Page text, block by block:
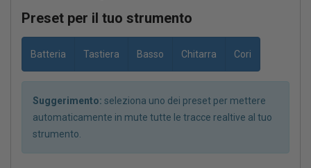
Preset per il tuo strumento
Batteria Tastiera Basso Chitarra Cori
Suggerimento: seleziona uno dei preset per mettere
automaticamente in mute tutte le tracce realtive al tuo
strumento.